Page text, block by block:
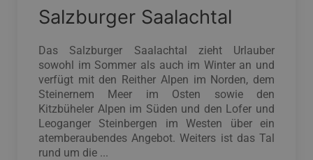
Salzburger Saalachtal
Das Salzburger Saalachtal zieht Urlauber
sowohl im Sommer als auch im Winter an und
verfügt mit den Reither Alpen im Norden, dem
Steinernem Meer im Osten sowie den
Kitzbüheler Alpen im Süden und den Lofer und
Leoganger Steinbergen im Westen über ein
atemberaubendes Angebot. Weiters ist das Tal
rund um die ...